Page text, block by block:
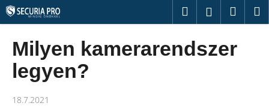
Ugrás
fő
tartalomhoz
Keresés Kosár
Milyen kamerarendszer
legyen?
18.7.2021
K
o
M
i
t